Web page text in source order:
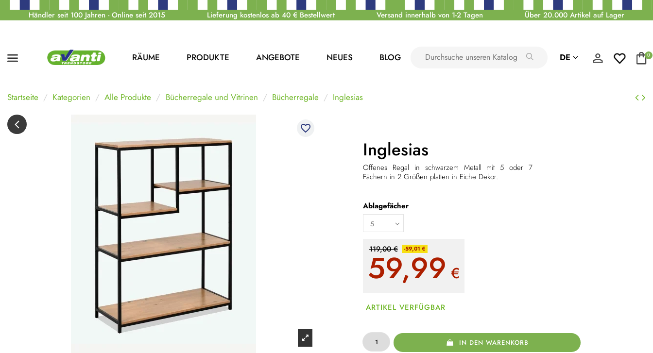
Händler seit 100 Jahren - Online seit 2015 Lieferung kostenlos ab 40 € Bestellwert Versand innerhalb von 1-2 Tagen Über 20.000 Artikel auf Lager
RÄUME PRODUKTE ANGEBOTE NEUES BLOG DE 0
Startseite Kategorien Alle Produkte Bücherregale und Vitrinen Bücherregale Inglesias
favorite_border
Inglesias
Offenes Regal in schwarzem Metall mit 5 oder 7
Fächern in 2 Größen platten in Eiche Dekor.
Ablagefächer
119,00 € -59,01 €
59,99 €
ARTIKEL VERFÜGBAR
IN DEN WARENKORB